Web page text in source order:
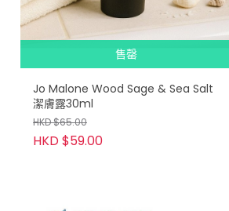
售罄
Jo Malone Wood Sage & Sea Salt
潔膚露30ml
HKD $65.00
HKD $59.00